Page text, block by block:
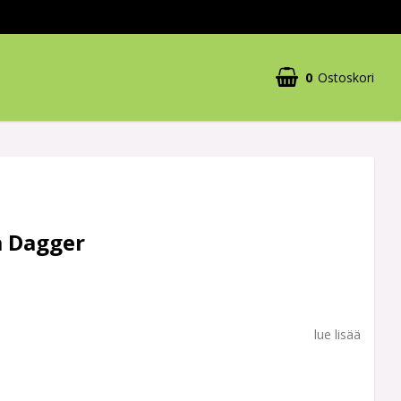
0 Ostoskori
Dagger
lue lisää